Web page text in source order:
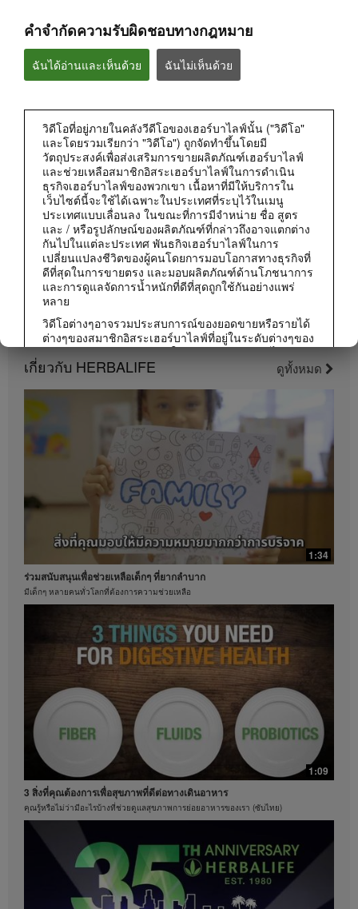
คำจำกัดความรับผิดชอบทางกฎหมาย
ฉันได้อ่านและเห็นด้วย ฉันไม่เห็นด้วย
วิดีโอที่อยู่ภายในคลังวีดีโอของเฮอร์บาไลฟ์นั้น ("วิดีโอ"
และโดยรวมเรียกว่า "วิดีโอ") ถูกจัดทำขึ้นโดยมี
วัตถุประสงค์เพื่อส่งเสริมการขายผลิตภัณฑ์เฮอร์บาไลฟ์
และช่วยเหลือสมาชิกอิสระเฮอร์บาไลฟ์ในการดำเนิน
ธุรกิจเฮอร์บาไลฟ์ของพวกเขา เนื้อหาที่มีให้บริการใน
เว็บไซต์นี้จะใช้ได้เฉพาะในประเทศที่ระบุไว้ในเมนู
ประเทศแบบเลื่อนลง ในขณะที่การมีจำหน่าย ชื่อ สูตร
และ / หรือรูปลักษณ์ของผลิตภัณฑ์ที่กล่าวถึงอาจแตกต่าง
กันไปในแต่ละประเทศ พันธกิจเฮอร์บาไลฟ์ในการ
เปลี่ยนแปลงชีวิตของผู้คนโดยการมอบโอกาสทางธุรกิจที่
ดีที่สุดในการขายตรง และมอบผลิตภัณฑ์ด้านโภชนาการ
และการดูแลจัดการน้ำหนักที่ดีที่สุดถูกใช้กันอย่างแพร่
หลาย
วิดีโอต่างๆอาจรวมประสบการณ์ของยอดขายหรือรายได้
ต่างๆของสมาชิกอิสระเฮอร์บาไลฟ์ที่อยู่ในระดับต่างๆของ
แผนการตลาดและอาศัยอยู่ในประเทศต่างๆ รายได้เหล่า
นี้เป็นรายได้เฉพาะบุคคล (หรือเป็นเพียงตัวอย่าง) ที่นำมา
แสดงและไม่ใช่รายได้โดยเฉลี่ย; หรือไม่ได้เป็นสิ่งรับ
ประกันว่าคุณจะได้รับรายได้เท่ากัน สำหรับข้อมูลโดย
เฉลี่ยเกี่ยวกับงบการเงินล่าสุดสำหรับภูมิภาคที่คุณดำเนิน
ธุรกิจอยู่นั้น โปรดดูจากเว็บไซต์ Herbalife.com หรือ
MyHerbalife.com
ในทำนองเดียวกัน คำยืนยันจากผู้ใช้จริงที่ระบุว่าสามารถ
ควบคุมน้ำหนักได้มากและ / หรืออย่างรวดเร็ว ไม่ถือว่า
เป็นปริมาณของน้ำหนักที่แต่ละบุคคลจะสามารถทำเช่น
เดียวกันได้ หรืออัตราในการควบคุมน้ำหนักที่บุคคลใด
บุคคลหนึ่งคาดหวังว่าจะทำได้ การควบคุมน้ำหนักของ
แต่ละบุคคลจะขึ้นอยู่กับการเผาผลาญพลังงานเฉพาะ
บุคคล พฤติกรรมการบริโภคและอาหารที่บริโภค น้ำหนัก
เริ่มต้น และรูปแบบการออกกำลังกาย ผู้บริโภคฟอร์มูล่า 1
วันละสองครั้งเพื่อเป็นส่วนหนึ่งของรูปแบบการดำเนิน
ชีวิตที่มีสุขภาพดี โดยทั่วไปสามารถคาดหวังที่จะสามารถ
ควบคุมน้ำหนัได้ประมาณ 0.5-1 ปอนด์ต่อสัปดาห์ ผู้เข้า
ร่วมในการศึกษา 12 สัปดาห์แบบไม่ทราบผลิตภัณฑ์ที่ใช้
ใช้ฟอร์มูล่า 1 สองครั้งต่อวัน (หนึ่งครั้งเพื่อเป็นอาหารมื้อ
หลักและอีกหนึ่งครั้งเพื่อเป็นอาหารว่าง) ร่วมกับการรับ
ประทานอาหารที่มีแคลอรี่ลดลง และตั้งเป้าหมายการออก
กำลังกายไว้ 30 นาทีต่อวัน ผู้เข้าร่วมเลือกรับประทาน
อาหารที่มีโปรตีนสูงหรืออาหารที่มีโปรตีนในระดับ
มาตรฐาน ผลคือผู้เข้าร่วมในทั้งสองกลุ่มสามารถควบคุม
น้ำหนักได้ 8.5 ปอนด์ สำหรับข้อมูลเกี่ยวกับคำกล่าวอ้าง
ของการควบคุมน้ำหนักในภูมิภาคที่คุณดำเนินธุรกิจอยู่
โปรดศึกษาในคู่มือสมาชิกหรือเยี่ยมชมเว็บไซต์
MyHerbalife.com
ทุกคนควรจะปรึกษาแพทย์ของตนเองก่อนเริ่มโปรแกรม
ควบคุมน้ำหนักใดๆ ผลิตภัณฑ์เฮอร์บาไลฟ์สามารถส่ง
เสริมการดูแลและการควบคุมน้ำหนักเมื่อใช้เป็นส่วนหนึ่ง
ร่วมกับการควบคุมอาหารเท่านั้น แม้ว่าผลิตภัณฑ์บาง
ชนิดของเฮอร์บาไลฟ์อาจเหมาะที่จะนำมาใช้ทดแทนส่วน
หนึ่งของอาหารประจำวันของพวกเขา แต่ก็ไม่ควรถูกนำ
มาใช้ทดแทนการรับประทานอาหารทั้งหมดของบุคคลใดๆ
และควรรับประทานอาหารประจำวันให้เพียงพออย่าง
น้อยหนึ่งมื้อ
สิ่งที่ระบุบนฉลากผลิตภัณฑ์มีอยู่ในนั้นจริงไหม?
เฮอร์บาไลฟ์ให้ความโปร่งใสของข้อมูลส่วนผสมบนฉลาก
0:46
คุณประโยชน์ที่หลากหลายของว่านหางจระเข้
เรียนรู้คุณประโยชน์และการจำกัดสารไม่พึงประสงค์
ชาคือหนึ่งในเครื่องดื่มที่ได้รับความนิยม
เฮอร์บาไลฟ์ใส่ใจด้านคุณภาพการสกัดชา
1:15
เฮอร์บาไลฟ์ครองอันดับหนึ่งของโลกในด้านเชคโปรตีน
ค้นหาคำตอบว่าทำไมเชคเฮอร์บาไลฟ์จึงอร่อย
เกี่ยวกับ HERBALIFE ดูทั้งหมด
1:34
ร่วมสนับสนุนเพื่อช่วยเหลือเด็กๆ ที่ยากลำบาก
มีเด็กๆ หลายคนทั่วโลกที่ต้องการความช่วยเหลือ
1:09
3 สิ่งที่คุณต้องการเพื่อสุขภาพที่ดีต่อทางเดินอาหาร
คุณรู้หรือไม่ว่ามีอะไรบ้างที่ช่วยดูแลสุขภาพการย่อยอาหารของเรา (ซับไทย)